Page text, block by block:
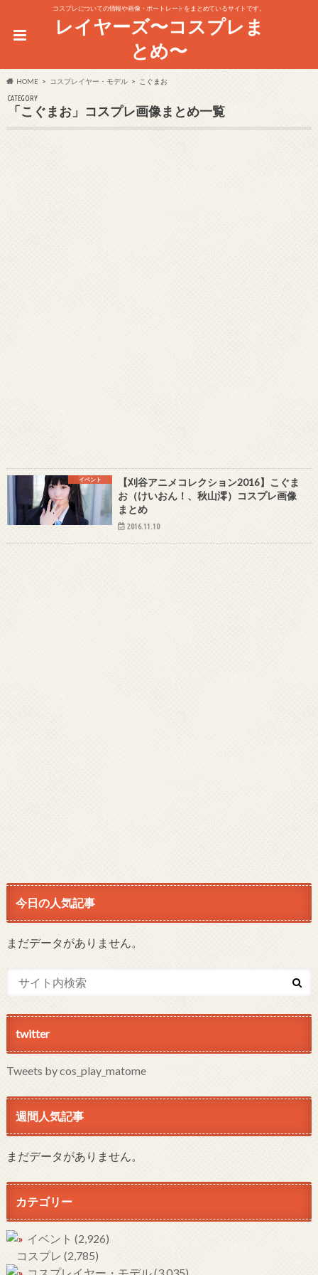
コスプレについての情報や画像・ポートレートをまとめているサイトです。
レイヤーズ〜コスプレま
とめ〜
HOME コスプレイヤー・モデル こぐまお
CATEGORY
「こぐまお」コスプレ画像まとめ一覧
イベント
【刈谷アニメコレクション2016】こぐま
お（けいおん！、秋山澪）コスプレ画像
まとめ
2016.11.10
今日の人気記事
まだデータがありません。
twitter
Tweets by cos_play_matome
週間人気記事
まだデータがありません。
カテゴリー
イベント (2,926)
コスプレ (2,785)